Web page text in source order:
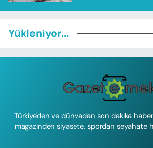
Yükleniyor...
Türkiye'den ve dünyadan son dakika
magazinden siyasete, spordan seyahate